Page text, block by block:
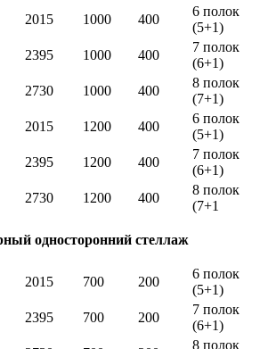
2015 1000 400
6 полок
(5+1)
2395 1000 400
7 полок
(6+1)
2730 1000 400
8 полок
(7+1)
2015 1200 400
6 полок
(5+1)
2395 1200 400
7 полок
(6+1)
2730 1200 400
8 полок
(7+1
односторонний стеллаж
2015 700 200
6 полок
(5+1)
2395 700 200
7 полок
(6+1)
8 полок